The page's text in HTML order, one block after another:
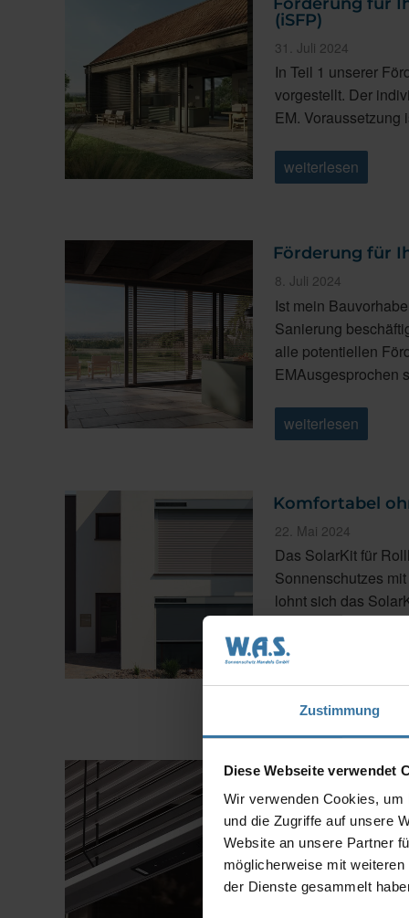
Zustimmung
Diese Webseite verwendet
Wir verwenden Cookies,
und die Zugriffe auf unsere
Website an unsere Partner
möglicherweise mit
der Dienste gesammelt
KfW
Kredit“
(iSFP)
Veröffentlicht
am
31. Juli 2024
In Teil 1 unserer
vorgestellt. Der
EM.
„Förderung
für
Individueller
Sanierungsfahrplan
(iSFP)“
weiterlesen
Förderung für
Veröffentlicht
am
8. Juli 2024
Ist mein
Sanierung
alle potentiellen
EMAusgesprochen
„Förderung
für
1:
BEG
EM“
weiterlesen
Komfortabel
Veröffentlicht
am
22. Mai 2024
Das SolarKit für
Sonnenschutzes
lohnt sich das
…
ohne
Das
von
WAREMA“
SenSigna: Das
Veröffentlicht
am
20. Dezember 2023
Sich Zuhause
vier Wände. Das
einem
diese untypische, …